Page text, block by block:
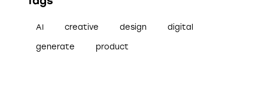
AI creative design digital
generate product